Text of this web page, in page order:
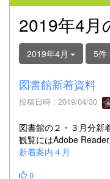
2019年4月
2019年4月 5件
図書館新着資料
投稿日時 : 2019/04/30
図書館の２・３月分新
観覧にはAdobe Reader
新着案内４月
0